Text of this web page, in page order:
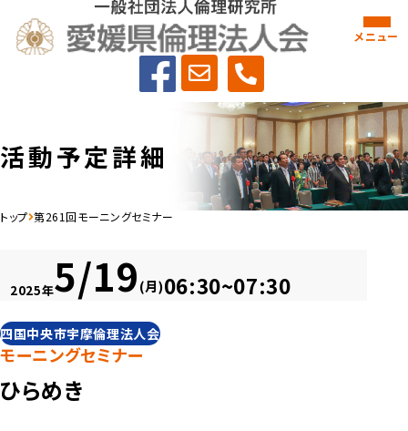
メニュー
活動予定詳細
トップ 第261回モーニングセミナー
2025年5/19 (月)06:30~07:30
四国中央市宇摩倫理法人会
モーニングセミナー
ひらめき